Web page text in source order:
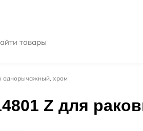
однорычажный, хром
Z для